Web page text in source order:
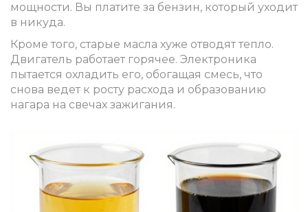
мощности. Вы платите за бензин, который уходит
в никуда.
Кроме того, старые масла хуже отводят тепло.
Двигатель работает горячее. Электроника
пытается охладить его, обогащая смесь, что
снова ведет к росту расхода и образованию
нагара на свечах зажигания.